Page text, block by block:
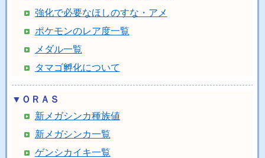
強化で必要なほしのすな・アメ
ポケモンのレア度一覧
メダル一覧
タマゴ孵化について
▼ＯＲＡＳ
新メガシンカ種族値
新メガシンカ一覧
ゲンシカイキ一覧